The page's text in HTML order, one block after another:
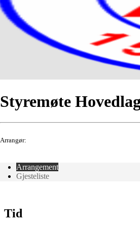
Styremøte
Arrangør:
Arrangement
Gjesteliste
Tid